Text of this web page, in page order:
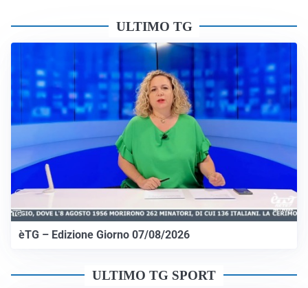
ULTIMO TG
èTG – Edizione Giorno 07/08/2026
ULTIMO TG SPORT